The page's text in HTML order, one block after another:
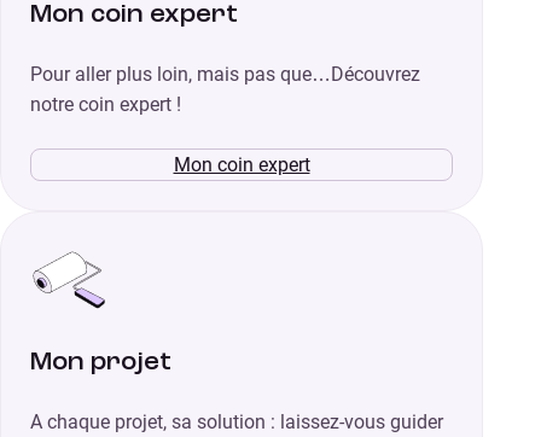
Mon coin expert
Pour aller plus loin, mais pas que…Découvrez
notre coin expert !
Mon coin expert
Mon projet
A chaque projet, sa solution : laissez-vous guider